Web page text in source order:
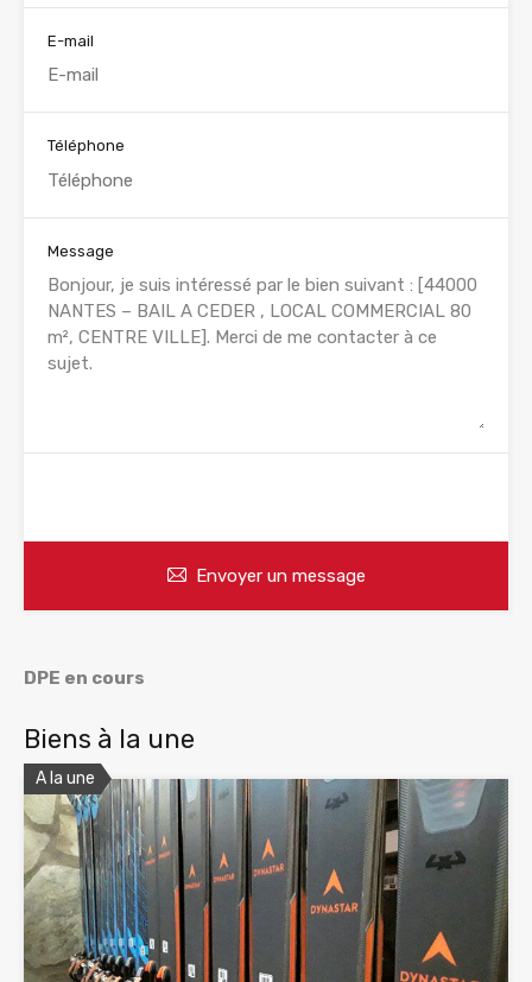
E-mail
Téléphone
Message
Envoyer un message
DPE en cours
Biens à la une
A la une